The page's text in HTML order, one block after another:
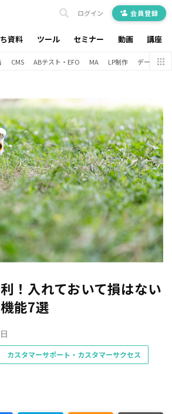
資料 ツール セミナー 動画 講座
ログイン 会員登録
CMS ABテスト・EFO MA LP制作 データ分析
！入れておいて損はない
能7選
カスタマーサポート・カスタマーサクセス